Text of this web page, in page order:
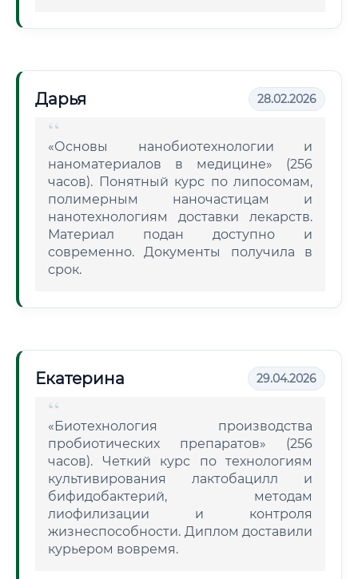
Дарья 28.02.2026
«Основы нанобиотехнологии и
наноматериалов в медицине» (256
часов). Понятный курс по липосомам,
полимерным наночастицам и
нанотехнологиям доставки лекарств.
Материал подан доступно и
современно. Документы получила в
срок.
Екатерина 29.04.2026
«Биотехнология производства
пробиотических препаратов» (256
часов). Четкий курс по технологиям
культивирования лактобацилл и
бифидобактерий, методам
лиофилизации и контроля
жизнеспособности. Диплом доставили
курьером вовремя.